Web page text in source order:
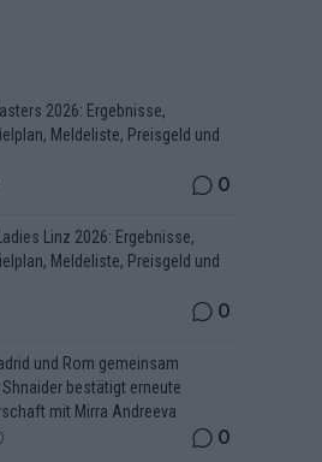
2026: Ergebnisse,
Meldeliste, Preisgeld und
0
Linz 2026: Ergebnisse,
Meldeliste, Preisgeld und
0
und Rom gemeinsam
Shnaider bestätigt erneute
mit Mirra Andreeva
0